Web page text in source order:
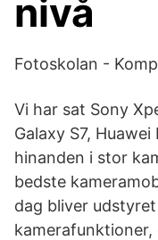
nivå
Fotoskolan -
Vi har sat Sony
Galaxy S7,
hinanden i stor
bedste
dag bliver